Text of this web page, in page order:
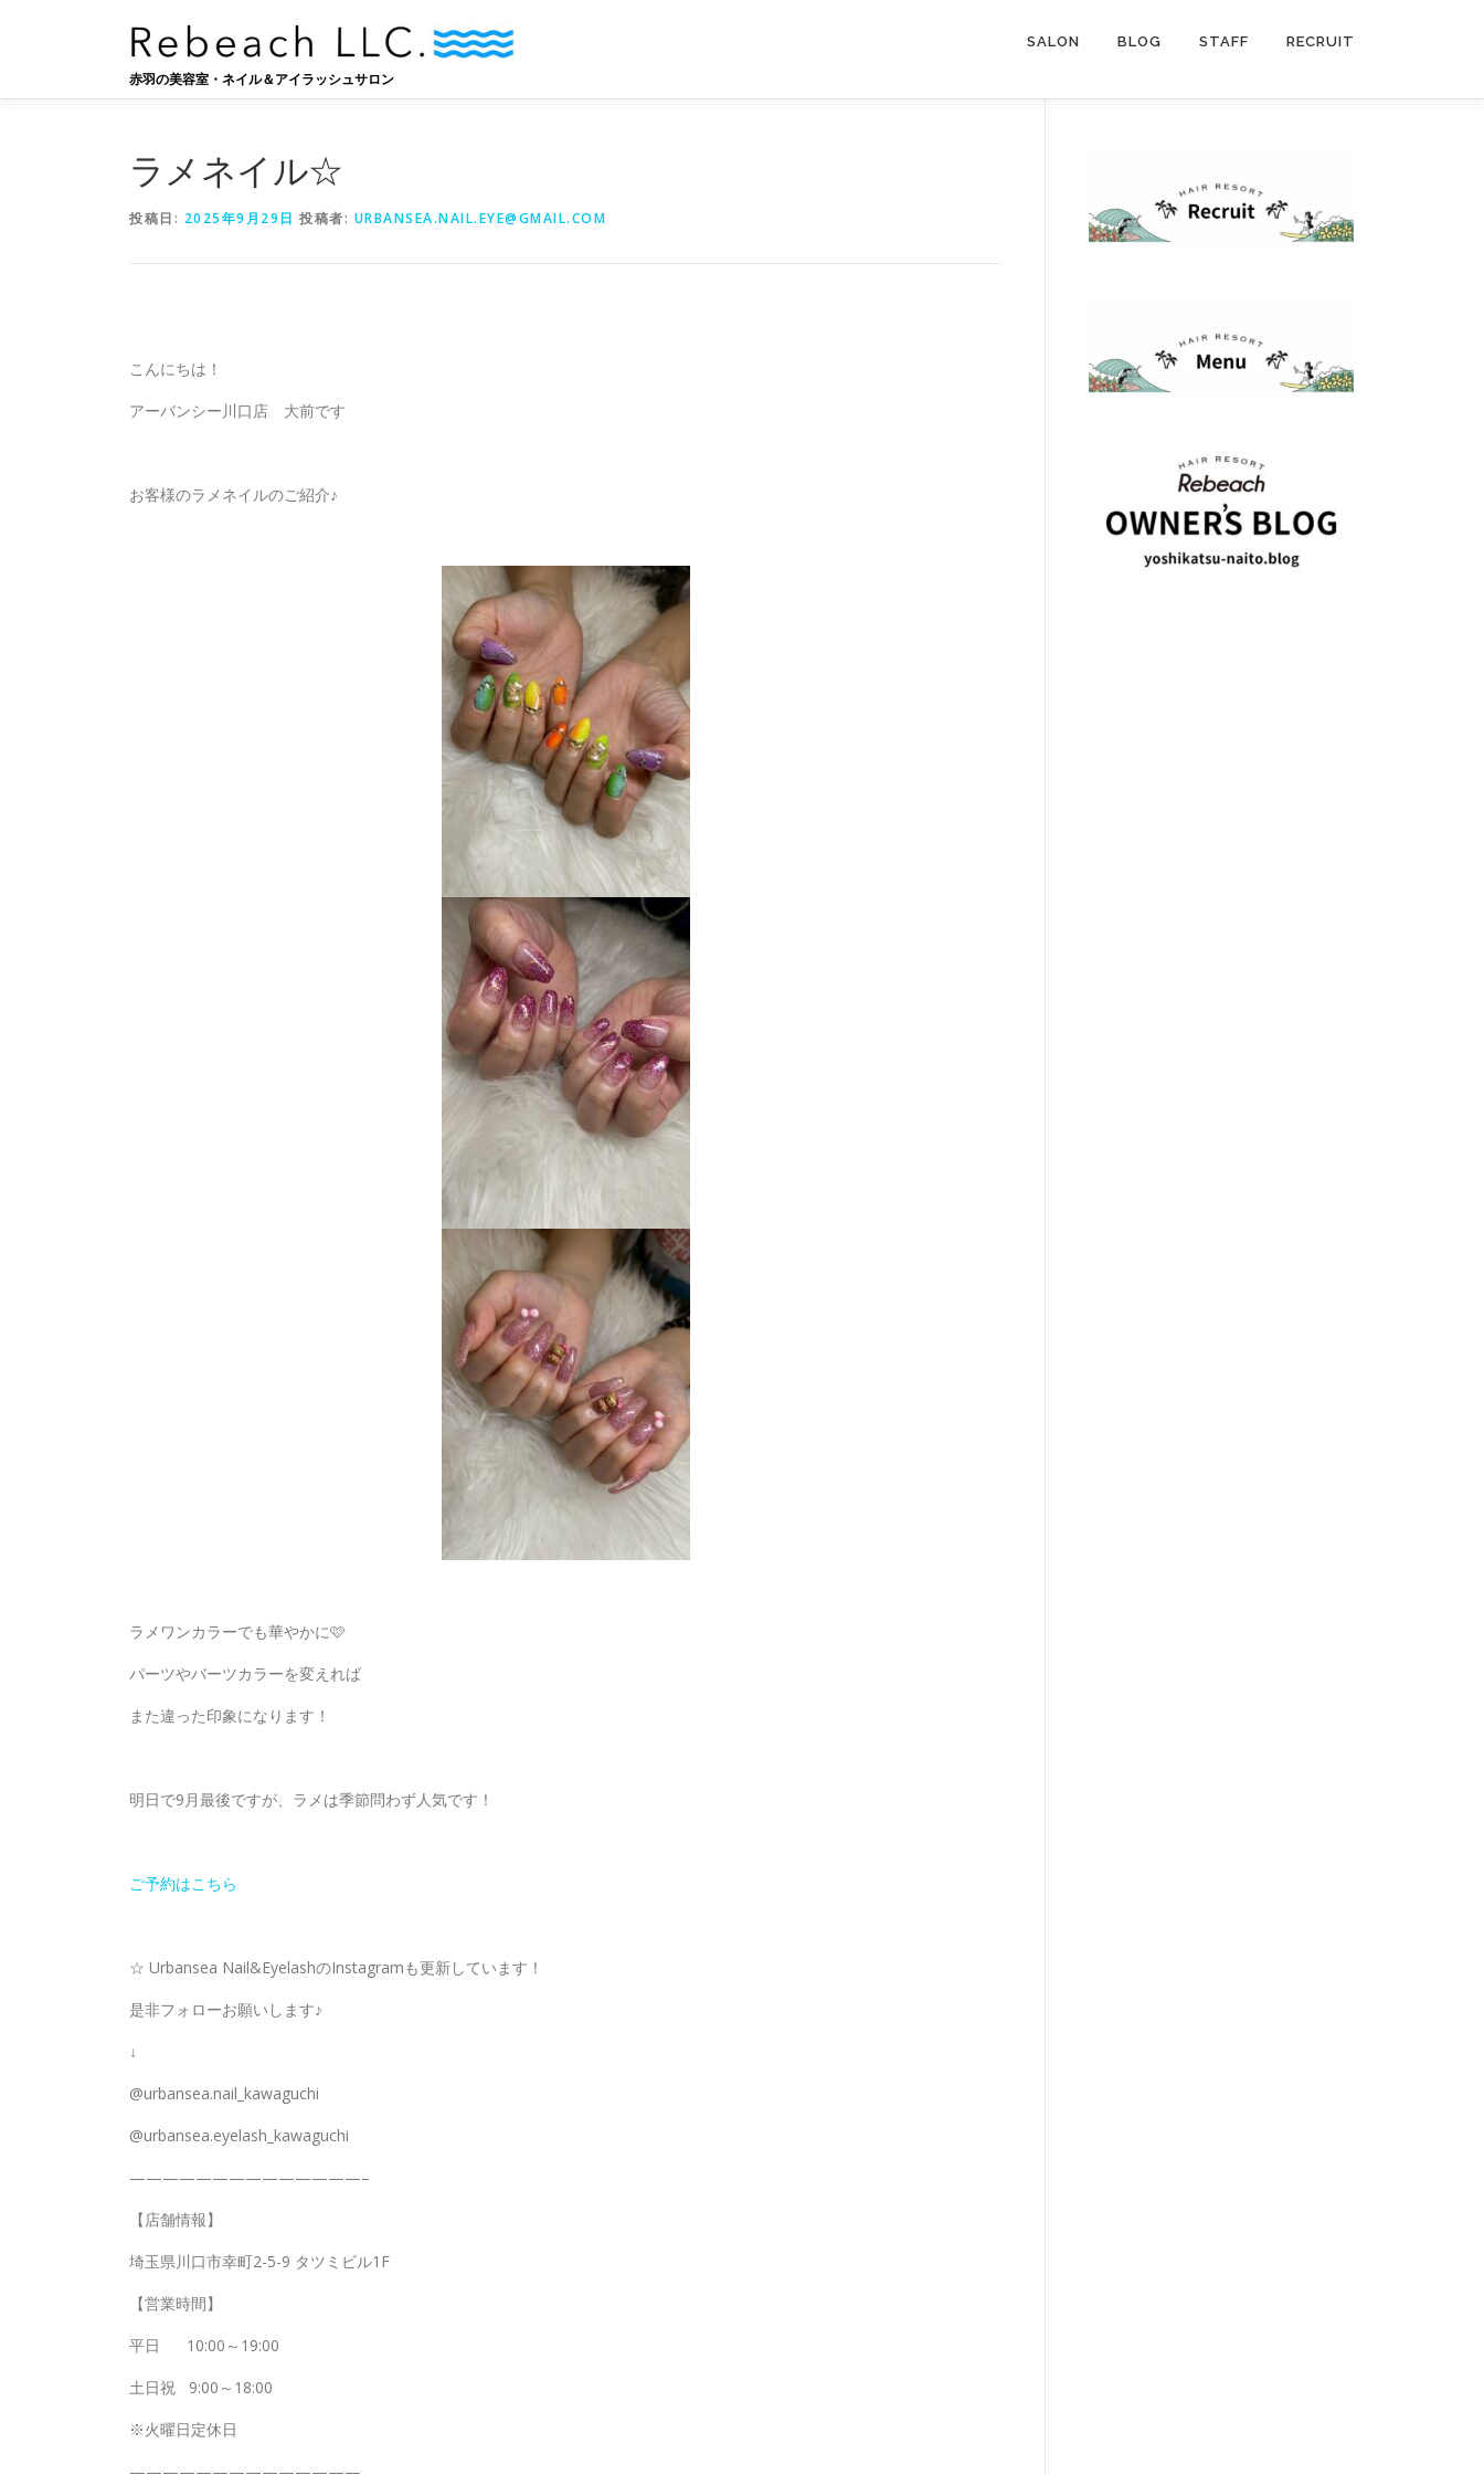
赤羽の美容室・ネイル＆アイラッシュサロン
SALON BLOG STAFF RECRUIT
ラメネイル☆
投稿日: 2025年9月29日 投稿者: URBANSEA.NAIL.EYE@GMAIL.COM
こんにちは！
アーバンシー川口店 大前です
お客様のラメネイルのご紹介♪
ラメワンカラーでも華やかに🩷
パーツやバーツカラーを変えれば
また違った印象になります！
明日で9月最後ですが、ラメは季節問わず人気です！
ご予約はこちら
☆ Urbansea Nail&EyelashのInstagramも更新しています！
是非フォローお願いします♪
↓
@urbansea.nail_kawaguchi
@urbansea.eyelash_kawaguchi
——————————————–
【店舗情報】
埼玉県川口市幸町2-5-9 タツミビル1F
【営業時間】
平日
10:00～19:00
土日祝
9:00～18:00
※火曜日定休日